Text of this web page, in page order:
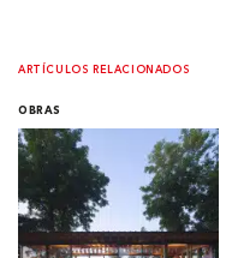
ARTÍCULOS RELACIONADOS
OBRAS